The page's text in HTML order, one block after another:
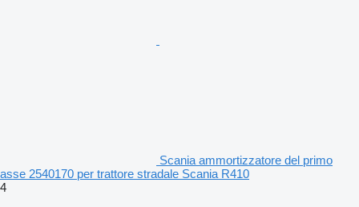
Scania ammortizzatore del primo
asse 2540170 per trattore stradale Scania R410
4